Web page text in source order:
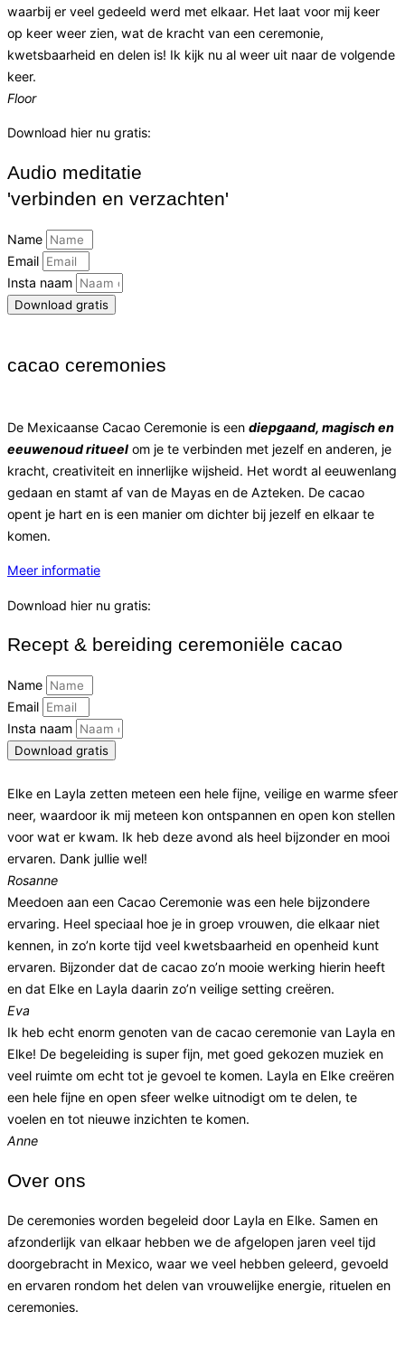
waarbij er veel gedeeld werd met elkaar. Het laat voor mij keer
op keer weer zien, wat de kracht van een ceremonie,
kwetsbaarheid en delen is! Ik kijk nu al weer uit naar de volgende
keer.
Floor
Download hier nu gratis:
Audio meditatie
'verbinden en verzachten'
Name
Email
Insta naam
Download gratis
cacao ceremonies
De Mexicaanse Cacao Ceremonie is een diepgaand, magisch en
eeuwenoud ritueel om je te verbinden met jezelf en anderen, je
kracht, creativiteit en innerlijke wijsheid. Het wordt al eeuwenlang
gedaan en stamt af van de Mayas en de Azteken. De cacao
opent je hart en is een manier om dichter bij jezelf en elkaar te
komen.
Meer informatie
Download hier nu gratis:
Recept & bereiding ceremoniële cacao
Name
Email
Insta naam
Download gratis
Elke en Layla zetten meteen een hele fijne, veilige en warme sfeer
neer, waardoor ik mij meteen kon ontspannen en open kon stellen
voor wat er kwam. Ik heb deze avond als heel bijzonder en mooi
ervaren. Dank jullie wel!
Rosanne
Meedoen aan een Cacao Ceremonie was een hele bijzondere
ervaring. Heel speciaal hoe je in groep vrouwen, die elkaar niet
kennen, in zo’n korte tijd veel kwetsbaarheid en openheid kunt
ervaren. Bijzonder dat de cacao zo’n mooie werking hierin heeft
en dat Elke en Layla daarin zo’n veilige setting creëren.
Eva
Ik heb echt enorm genoten van de cacao ceremonie van Layla en
Elke! De begeleiding is super fijn, met goed gekozen muziek en
veel ruimte om echt tot je gevoel te komen. Layla en Elke creëren
een hele fijne en open sfeer welke uitnodigt om te delen, te
voelen en tot nieuwe inzichten te komen.
Anne
Over ons
De ceremonies worden begeleid door Layla en Elke. Samen en
afzonderlijk van elkaar hebben we de afgelopen jaren veel tijd
doorgebracht in Mexico, waar we veel hebben geleerd, gevoeld
en ervaren rondom het delen van vrouwelijke energie, rituelen en
ceremonies.